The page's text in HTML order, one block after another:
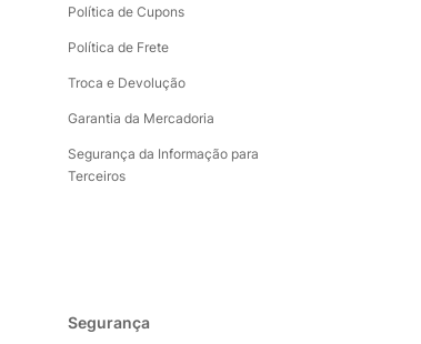
Política de Cupons
Política de Frete
Troca e Devolução
Garantia da Mercadoria
Segurança da Informação para
Terceiros
Segurança